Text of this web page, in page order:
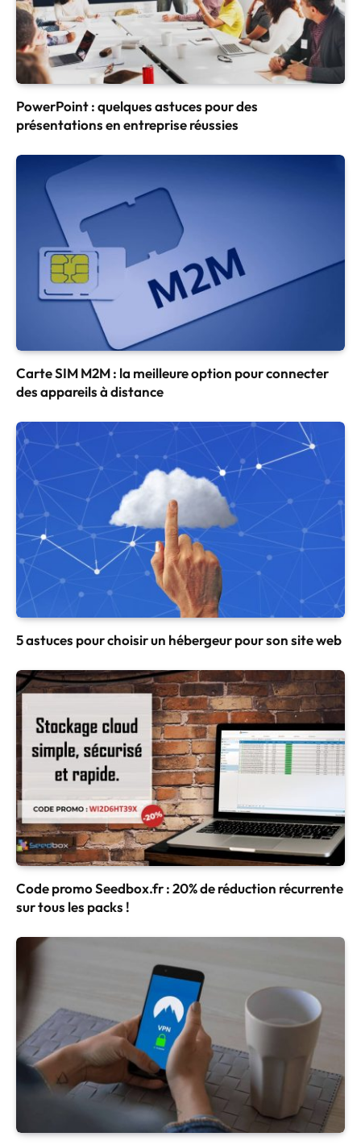
PowerPoint : quelques astuces pour des
présentations en entreprise réussies
Carte SIM M2M : la meilleure option pour connecter
des appareils à distance
5 astuces pour choisir un hébergeur pour son site web
Code promo Seedbox.fr : 20% de réduction récurrente
sur tous les packs !